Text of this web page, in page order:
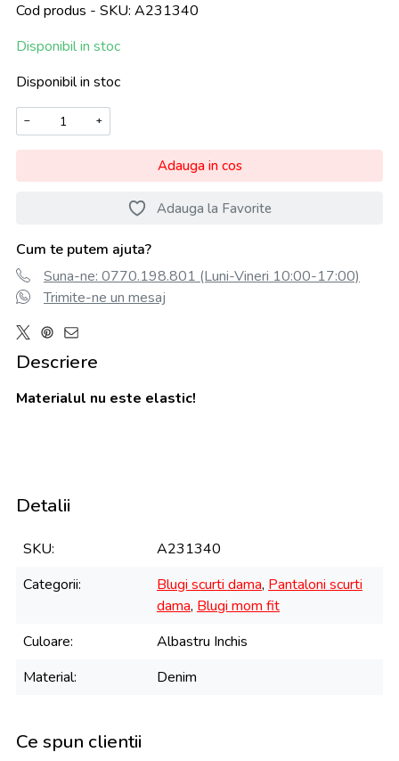
Cod produs - SKU A231340
Disponibil in stoc
Disponibil in stoc
− +
Adauga in cos
Adauga la Favorite
Cum te putem ajuta?
Suna-ne: 0770.198.801 (Luni-Vineri 10:00-17:00)
Trimite-ne un mesaj
Descriere
Materialul nu este elastic!
Detalii
SKU
A231340
Categorii
Blugi scurti dama, Pantaloni scurti
dama, Blugi mom fit
Culoare
Albastru Inchis
Material
Denim
Ce spun clientii